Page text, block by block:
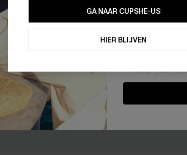
GA NAAR CUPSHE-US
HIER BLIJVEN
Door je
stemt er tevens
en
winkelwagen) en
niet vereist voor
informatie
die aansluiten bij